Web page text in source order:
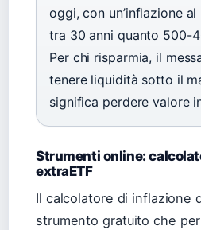
oggi, con un’inflazione
tra 30 anni quanto 500-
Per chi risparmia, il
tenere liquidità sotto il
significa perdere valore
Strumenti online:
extraETF
Il calcolatore di inflazione
strumento gratuito che